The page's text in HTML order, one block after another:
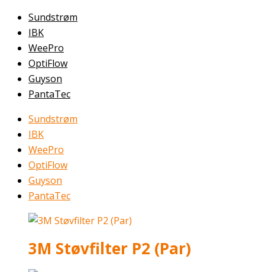
Sundstrøm
IBK
WeePro
OptiFlow
Guyson
PantaTec
Sundstrøm
IBK
WeePro
OptiFlow
Guyson
PantaTec
3M Støvfilter P2 (Par)